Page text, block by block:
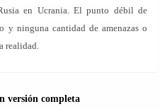
en Ucrania. El punto débil de
y ninguna cantidad de amenazas o
realidad.
versión completa